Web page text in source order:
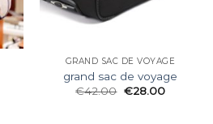
GRAND SAC DE VOYAGE
grand sac de voyage
€42.00 €28.00